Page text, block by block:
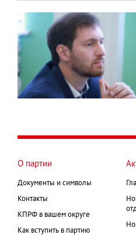
О партии
Документы и символы
Контакты
КПРФ в вашем округе
Как вступить в партию